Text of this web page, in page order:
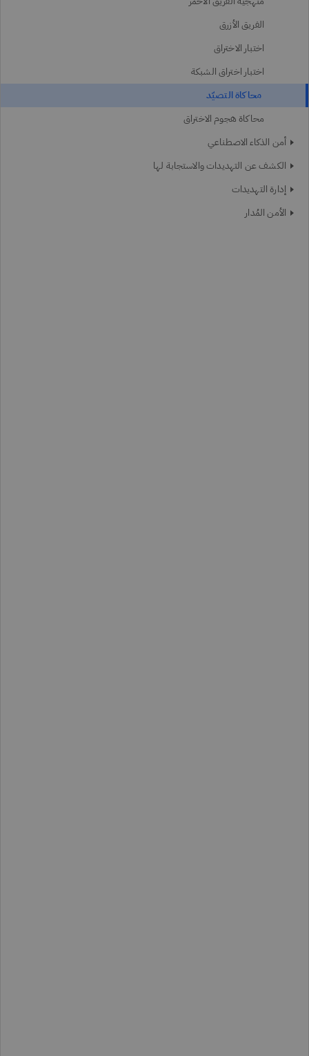
الفريق الأزرق
اختبار الاختراق
اختبار اختراق الشبكة
محاكاة التصيّد
محاكاة هجوم الاختراق
أمن الذكاء الاصطناعي
الكشف عن التهديدات والاستجابة لها
إدارة التهديدات
الأمن المُدار